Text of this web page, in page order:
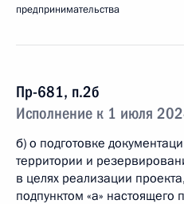
предпринимательства
Пр-681, п.2б
Исполнение к 1 июля
б) о подготовке
территории и
в целях реализации
подпунктом «а» настоящего